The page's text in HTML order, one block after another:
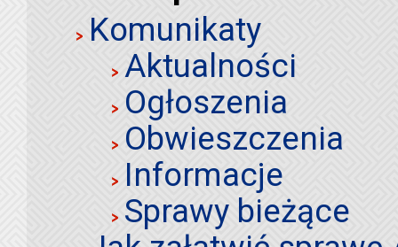
Komunikaty
Aktualności
Ogłoszenia
Obwieszczenia
Informacje
Sprawy bieżące